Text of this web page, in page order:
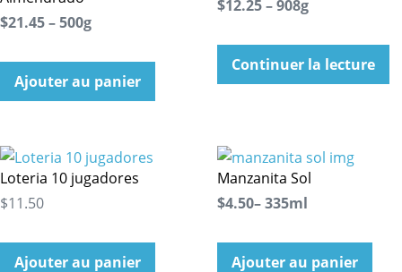
$21.45 – 500g
Ajouter au panier
$12.25 – 908g
Continuer la lecture
Loteria 10 jugadores
$11.50
Ajouter au panier
Manzanita Sol
$4.50– 335ml
Ajouter au panier